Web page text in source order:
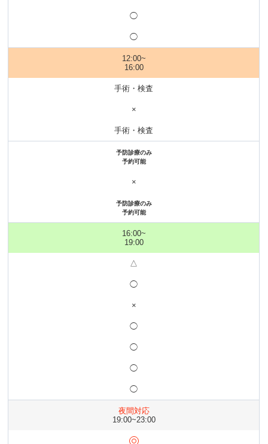
◯
◯
12:00~
16:00
手術・検査
×
手術・検査
予防診療のみ
予約可能
×
予防診療のみ
予約可能
16:00~
19:00
△
◯
×
◯
◯
◯
◯
夜間対応
19:00~23:00